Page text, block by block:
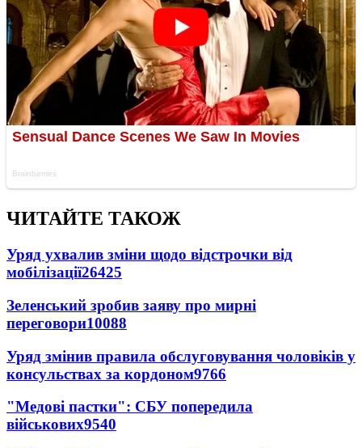
ЧИТАЙТЕ ТАКОЖ
Уряд ухвалив зміни щодо відстрочки від
мобілізації26425
Зеленський зробив заяву про мирні
переговори10088
Уряд змінив правила обслуговування чоловіків у
консульствах за кордоном9766
"Медові пастки": СБУ попередила
військових9540